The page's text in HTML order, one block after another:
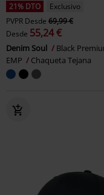
21% DTO
Exclusivo
PVPR Desde 69,99 €
Desde 55,24 €
Denim Soul
Black
EMP
Chaqueta Tejana